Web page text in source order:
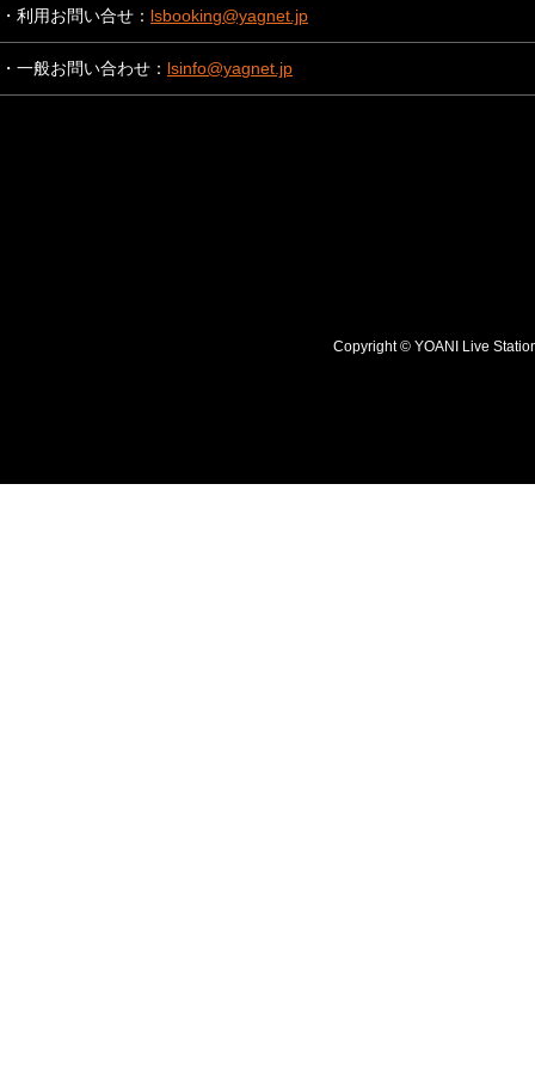
・利用お問い合せ： lsbooking@yagnet.jp
・一般お問い合わせ： lsinfo@yagnet.jp
Copyright © YOANI Live